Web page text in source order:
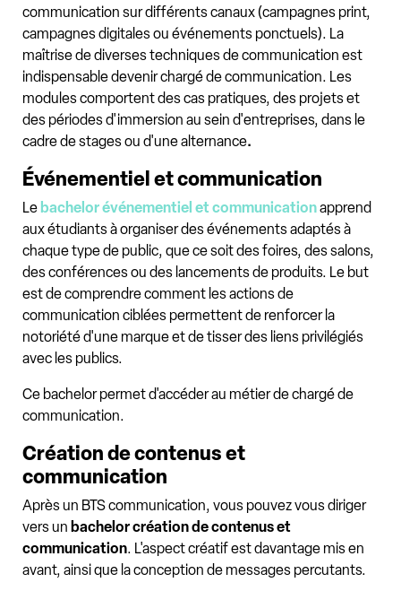
communication sur différents canaux (campagnes print,
campagnes digitales ou événements ponctuels). La
maîtrise de diverses techniques de communication est
indispensable devenir chargé de communication. Les
modules comportent des cas pratiques, des projets et
des périodes d'immersion au sein d'entreprises, dans le
cadre de stages ou d'une alternance.
Événementiel et communication
Le bachelor événementiel et communicationapprend
aux étudiants à organiser des événements adaptés à
chaque type de public, que ce soit des foires, des salons,
des conférences ou des lancements de produits. Le but
est de comprendre comment les actions de
communication ciblées permettent de renforcer la
notoriété d'une marque et de tisser des liens privilégiés
avec les publics.
Ce bachelor permet d'accéder au métier de chargé de
communication.
Création de contenus et
communication
Après un BTS communication, vous pouvez vous diriger
vers un bachelor création de contenus et
communication. L'aspect créatif est davantage mis en
avant, ainsi que la conception de messages percutants.